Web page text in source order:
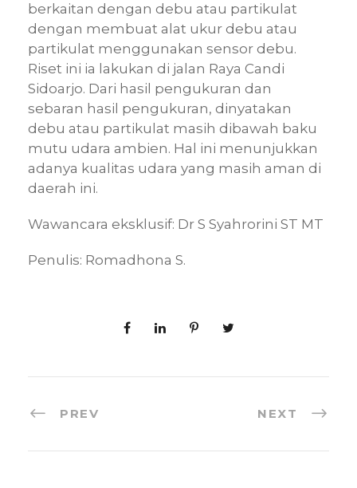
berkaitan dengan debu atau partikulat
dengan membuat alat ukur debu atau
partikulat menggunakan sensor debu.
Riset ini ia lakukan di jalan Raya Candi
Sidoarjo. Dari hasil pengukuran dan
sebaran hasil pengukuran, dinyatakan
debu atau partikulat masih dibawah baku
mutu udara ambien. Hal ini menunjukkan
adanya kualitas udara yang masih aman di
daerah ini.
Wawancara eksklusif: Dr S Syahrorini ST MT
Penulis: Romadhona S.
PREV NEXT